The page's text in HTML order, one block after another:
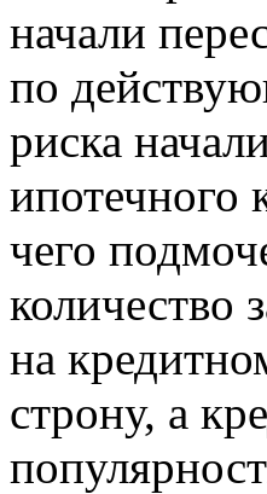
начали
по
риска
ипотечного
чего
количество
на
строну, а